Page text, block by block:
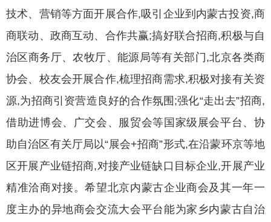
技术、营销等方面开展合作,吸引企业到内蒙古投资,商
商联动、政商互动、合作共赢;搞好联合招商,积极与自
治区商务厅、农牧厅、能源局等有关部门,北京各类商
协会、校友会开展合作,梳理招商需求,积极对接有关资
源,为招商引资营造良好的合作氛围;强化“走出去”招商,
借助进博会、广交会、服贸会等国家级展会平台、协
助自治区有关厅局以“展会+招商”形式,在沿蒙环京等地
区开展产业链招商,对接产业链缺口目标企业,开展产业
精准洽商对接。希望北京内蒙古企业商会及其一年一
度主办的异地商会交流大会平台能为家乡内蒙古自治